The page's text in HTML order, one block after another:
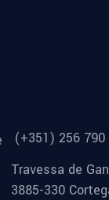
(+351) 256
Travessa de
3885-330